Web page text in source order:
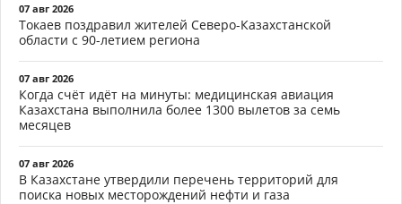
07 авг 2026
Токаев поздравил жителей Северо-Казахстанской
области с 90-летием региона
07 авг 2026
Когда счёт идёт на минуты: медицинская авиация
Казахстана выполнила более 1300 вылетов за семь
месяцев
07 авг 2026
В Казахстане утвердили перечень территорий для
поиска новых месторождений нефти и газа